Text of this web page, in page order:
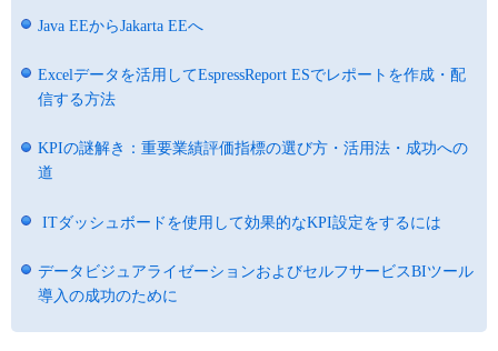
Java EEからJakarta EEへ
Excelデータを活用してEspressReport ESでレポートを作成・配
信する方法
KPIの謎解き：重要業績評価指標の選び方・活用法・成功への
道
ITダッシュボードを使用して効果的なKPI設定をするには
データビジュアライゼーションおよびセルフサービスBIツール
導入の成功のために